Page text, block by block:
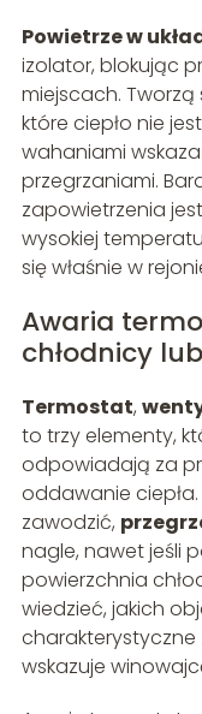
Powietrze w
izolator, blokując
miejscach. Tworzą
które ciepło nie
wahaniami
przegrzaniami.
zapowietrzenia
wysokiej
się właśnie w
Awaria
chłodnicy
Termostat,
to trzy elementy,
odpowiadają za
oddawanie
zawodzić,
nagle, nawet jeśli
powierzchnia
wiedzieć, jakich
wskazuje